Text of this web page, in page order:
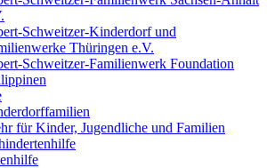
Schweitzer-Kinderdorf und
Thüringen e.V.
Schweitzer-Familienwerk Foundation
für Kinder, Jugendliche und Familien